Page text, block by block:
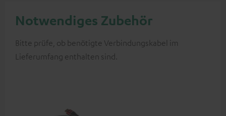
Notwendiges Zubehör
Bitte prüfe, ob benötigte Verbindungskabel im
Lieferumfang enthalten sind.